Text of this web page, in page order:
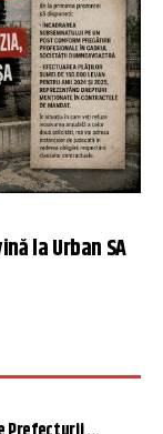
la Urban SA